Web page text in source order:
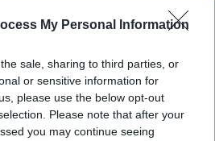
My Personal Information
sale, sharing to third parties, or
or sensitive information for
please use the below opt-out
Please note that after your
you may continue seeing